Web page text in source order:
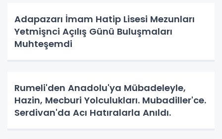
Adapazarı İmam Hatip Lisesi Mezunları
Yetmişnci Açılış Günü Buluşmaları
Muhteşemdi
Rumeli'den Anadolu'ya Mübadeleyle,
Hazin, Mecburi Yolculukları. Mubadiller'ce.
Serdivan'da Acı Hatıralarla Anıldı.